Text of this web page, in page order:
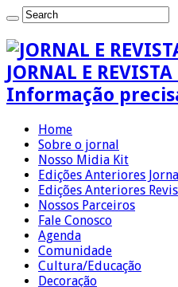
JORNAL E
Informação
Home
Sobre o jornal
Nosso Midia Kit
Edições Anteriores
Edições Anteriores
Nossos Parceiros
Fale Conosco
Agenda
Comunidade
Cultura/Educação
Decoração